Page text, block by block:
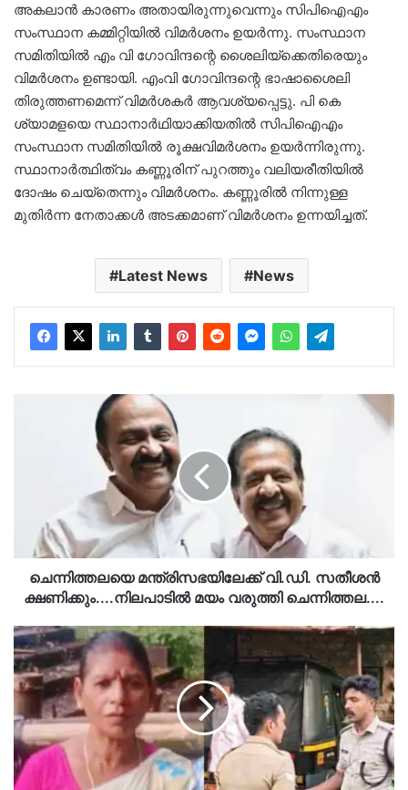
അകലാൻ കാരണം അതായിരുന്നുവെന്നും സിപിഐഎം
സംസ്ഥാന കമ്മിറ്റിയിൽ വിമർശനം ഉയർന്നു. സംസ്ഥാന
സമിതിയിൽ എം വി ഗോവിന്ദന്റെ ശൈലിയ്ക്കെതിരെയും
വിമർശനം ഉണ്ടായി. എംവി ഗോവിന്ദന്റെ ഭാഷാശൈലി
തിരുത്തണമെന്ന് വിമർശകർ ആവശ്യപ്പെട്ടു. പി കെ
ശ്യാമളയെ സ്ഥാനാർഥിയാക്കിയതിൽ സിപിഐഎം
സംസ്ഥാന സമിതിയിൽ രൂക്ഷവിമർശനം ഉയർന്നിരുന്നു.
സ്ഥാനാർത്ഥിത്വം കണ്ണൂരിന് പുറത്തും വലിയരീതിയിൽ
ദോഷം ചെയ്തെന്നും വിമർശനം. കണ്ണൂരിൽ നിന്നുള്ള
മുതിർന്ന നേതാക്കൾ അടക്കമാണ് വിമർശനം ഉന്നയിച്ചത്.
Latest News News
മന്ത്രിസഭയിലേക്ക്
ക്ഷണിക്കും....നിലപാടിൽ
വരുത്തി
ചെന്നിത്തല....
ചെന്നിത്തലയെ മന്ത്രിസഭയിലേക്ക് വി.ഡി. സതീശൻ
ക്ഷണിക്കും....നിലപാടിൽ മയം വരുത്തി ചെന്നിത്തല....
ഭാര്യയെ
കൊലപ്പെടുത്തിയ
ശേഷം
ഭര്‍ത്താവ്
ജീവനൊടുക്കി….ഗുരുതര
പരിക്കുകളോടെ
മകന്‍
ആശുപത്രിയില്‍